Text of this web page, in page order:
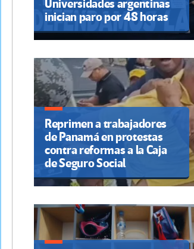
Universidades argentinas
inician paro por 48 horas
Reprimen a trabajadores
de Panamá en protestas
contra reformas a la Caja
de Seguro Social